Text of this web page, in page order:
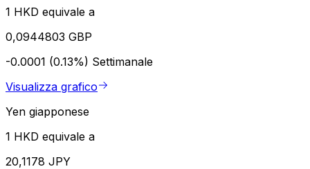
1 HKD equivale a
0,0944803 GBP
-0.0001 (0.13%) Settimanale
Visualizza grafico
Yen giapponese
1 HKD equivale a
20,1178 JPY